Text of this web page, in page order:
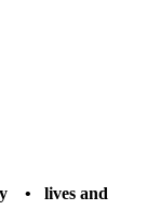
• lives and